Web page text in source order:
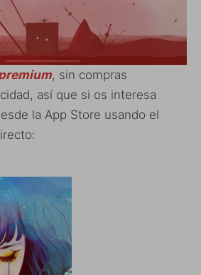
, sin compras
así que si os interesa
la App Store usando el